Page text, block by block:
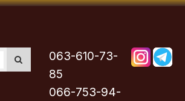
063-610-73-
85
066-753-94-